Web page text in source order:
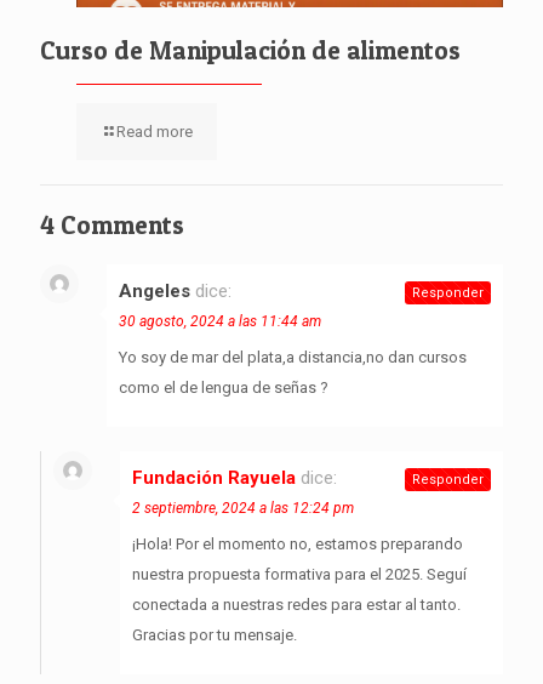
Curso de Manipulación de alimentos
Read more
4 Comments
Angeles dice:
30 agosto, 2024 a las 11:44 am
Yo soy de mar del plata,a distancia,no dan cursos
como el de lengua de señas ?
Responder
Fundación Rayuela dice:
2 septiembre, 2024 a las 12:24 pm
¡Hola! Por el momento no, estamos preparando
nuestra propuesta formativa para el 2025. Seguí
conectada a nuestras redes para estar al tanto.
Gracias por tu mensaje.
Responder